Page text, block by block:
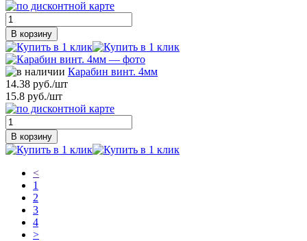
В корзину
Карабин винт. 4мм
14.38 руб./шт
15.8 руб./шт
В корзину
<
1
2
3
4
>